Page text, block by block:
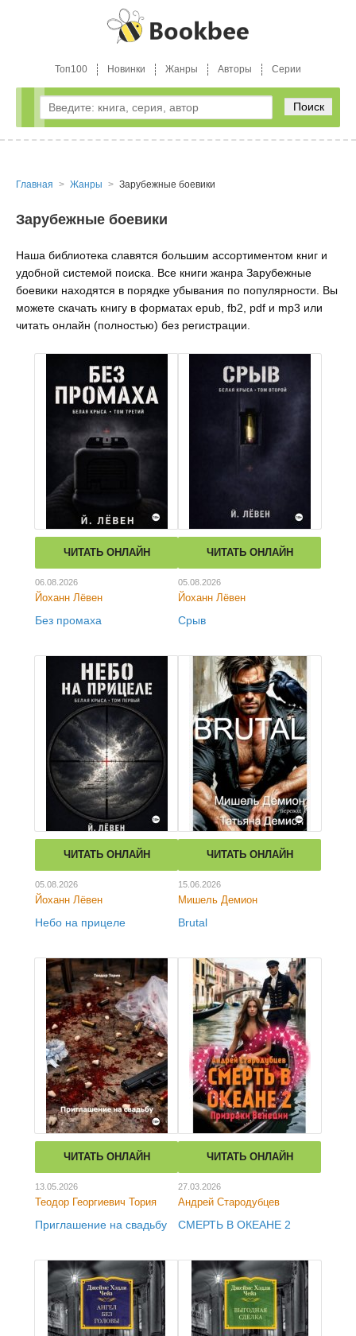
Топ100 Новинки Жанры Авторы Серии
Поиск
Главная Жанры Зарубежные боевики
Зарубежные боевики
Наша библиотека славятся большим ассортиментом книг и
удобной системой поиска. Все книги жанра Зарубежные
боевики находятся в порядке убывания по популярности. Вы
можете скачать книгу в форматах epub, fb2, pdf и mp3 или
читать онлайн (полностью) без регистрации.
ЧИТАТЬ ОНЛАЙН
06.08.2026
Йоханн Лёвен
Без промаха
ЧИТАТЬ ОНЛАЙН
05.08.2026
Йоханн Лёвен
Срыв
ЧИТАТЬ ОНЛАЙН
05.08.2026
Йоханн Лёвен
Небо на прицеле
ЧИТАТЬ ОНЛАЙН
15.06.2026
Мишель Демион
Brutal
ЧИТАТЬ ОНЛАЙН
13.05.2026
Теодор Георгиевич Тория
Приглашение на свадьбу
ЧИТАТЬ ОНЛАЙН
27.03.2026
Андрей Стародубцев
СМЕРТЬ В ОКЕАНЕ 2